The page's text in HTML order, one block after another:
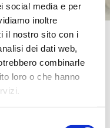
social media e per
inoltre
il nostro sito con i
dei dati web,
combinarle
loro o che hanno
cercando di